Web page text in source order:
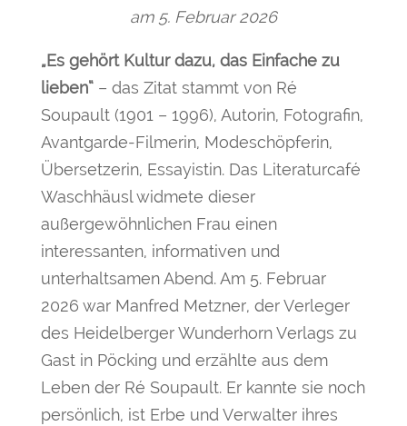
am 5. Februar 2026
„Es gehört Kultur dazu, das Einfache zu
lieben“– das Zitat stammt von Ré
Soupault (1901 – 1996), Autorin, Fotografin,
Avantgarde-Filmerin, Modeschöpferin,
Übersetzerin, Essayistin. Das Literaturcafé
Waschhäusl widmete dieser
außergewöhnlichen Frau einen
interessanten, informativen und
unterhaltsamen Abend. Am 5. Februar
2026 war Manfred Metzner, der Verleger
des Heidelberger Wunderhorn Verlags zu
Gast in Pöcking und erzählte aus dem
Leben der Ré Soupault. Er kannte sie noch
persönlich, ist Erbe und Verwalter ihres